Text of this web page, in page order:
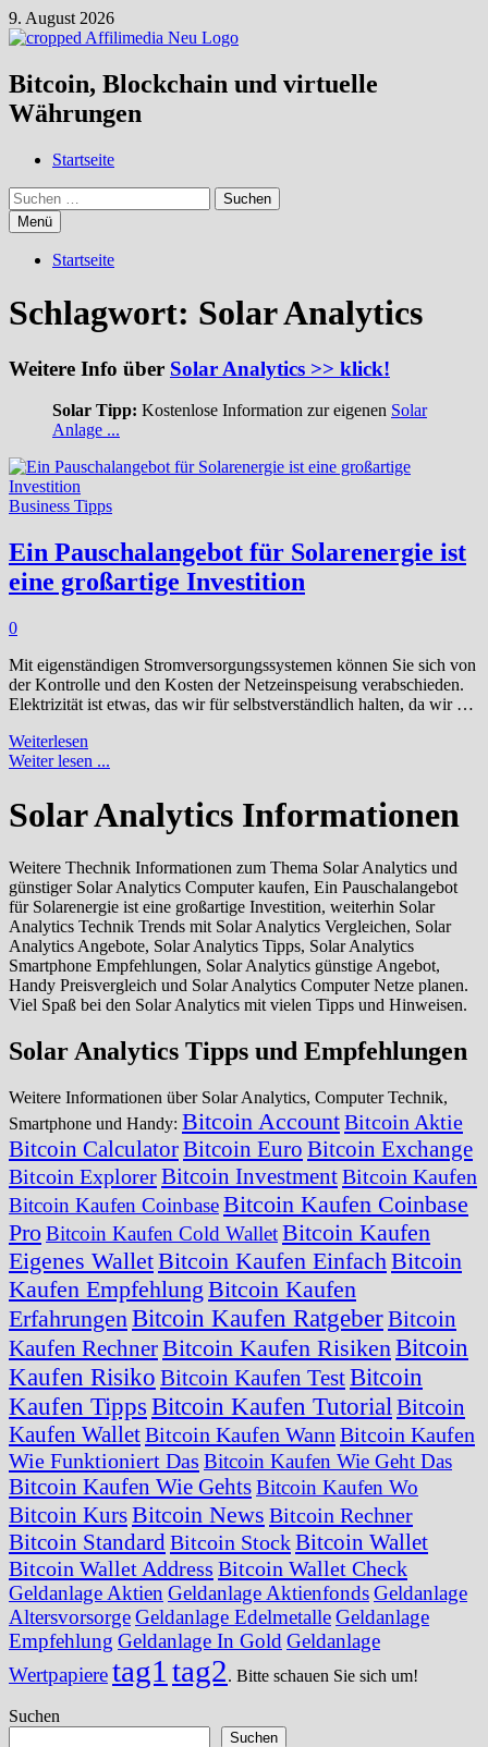
Zum
Inhalt
9. August 2026
Bitcoin, Blockchain und virtuelle
Währungen
Startseite
Suchen
nach:
Menü
Startseite
Schlagwort: Solar Analytics
Weitere Info über Solar Analytics >> klick!
Solar Tipp: Kostenlose Information zur eigenen Solar
Anlage ...
Business Tipps
Ein Pauschalangebot für Solarenergie ist
eine großartige Investition
0
Mit eigenständigen Stromversorgungssystemen können Sie sich von
der Kontrolle und den Kosten der Netzeinspeisung verabschieden.
Elektrizität ist etwas, das wir für selbstverständlich halten, da wir …
Ein
Pauschalangebot
Solarenergie
ist
großartige
Investition
Weiterlesen
Weiter lesen ...
Solar Analytics Informationen
Weitere Thechnik Informationen zum Thema Solar Analytics und
günstiger Solar Analytics Computer kaufen, Ein Pauschalangebot
für Solarenergie ist eine großartige Investition, weiterhin Solar
Analytics Technik Trends mit Solar Analytics Vergleichen, Solar
Analytics Angebote, Solar Analytics Tipps, Solar Analytics
Smartphone Empfehlungen, Solar Analytics günstige Angebot,
Handy Preisvergleich und Solar Analytics Computer Netze planen.
Viel Spaß bei den Solar Analytics mit vielen Tipps und Hinweisen.
Solar Analytics Tipps und Empfehlungen
Weitere Informationen über Solar Analytics, Computer Technik,
Smartphone und Handy: Bitcoin AccountBitcoin Aktie
Bitcoin CalculatorBitcoin Euro Bitcoin Exchange
Bitcoin ExplorerBitcoin InvestmentBitcoin Kaufen
Bitcoin Kaufen CoinbaseBitcoin Kaufen Coinbase
ProBitcoin Kaufen Cold WalletBitcoin Kaufen
Eigenes WalletBitcoin Kaufen Einfach Bitcoin
Kaufen Empfehlung Bitcoin Kaufen
Erfahrungen Bitcoin Kaufen RatgeberBitcoin
Kaufen RechnerBitcoin Kaufen Risiken Bitcoin
Kaufen Risiko Bitcoin Kaufen TestBitcoin
Kaufen TippsBitcoin Kaufen Tutorial Bitcoin
Kaufen WalletBitcoin Kaufen Wann Bitcoin Kaufen
Wie Funktioniert Das Bitcoin Kaufen Wie Geht Das
Bitcoin Kaufen Wie GehtsBitcoin Kaufen Wo
Bitcoin KursBitcoin News Bitcoin Rechner
Bitcoin StandardBitcoin StockBitcoin Wallet
Bitcoin Wallet Address Bitcoin Wallet Check
Geldanlage Aktien Geldanlage AktienfondsGeldanlage
AltersvorsorgeGeldanlage EdelmetalleGeldanlage
Empfehlung Geldanlage In Gold Geldanlage
Wertpapieretag1 tag2. Bitte schauen Sie sich um!
Suchen
Suchen